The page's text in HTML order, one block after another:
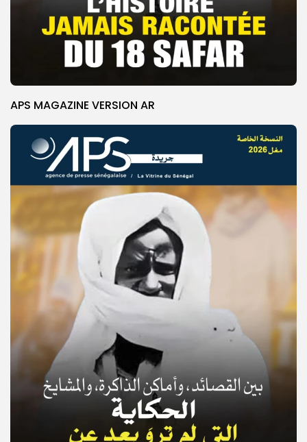
© Copyright 2025, APS
APS MAGAZINE VERSION AR